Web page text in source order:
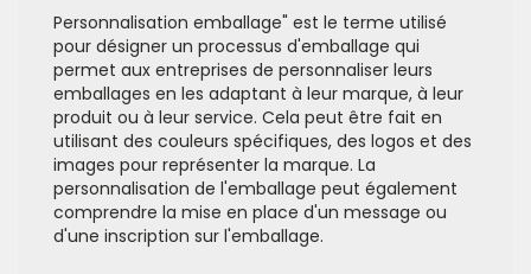
Personnalisation emballage" est le terme utilisé
pour désigner un processus d'emballage qui
permet aux entreprises de personnaliser leurs
emballages en les adaptant à leur marque, à leur
produit ou à leur service. Cela peut être fait en
utilisant des couleurs spécifiques, des logos et des
images pour représenter la marque. La
personnalisation de l'emballage peut également
comprendre la mise en place d'un message ou
d'une inscription sur l'emballage.